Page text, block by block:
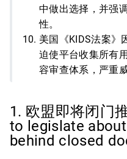
中做出选择，并强
性。
美国《KIDS法案》
迫使平台收集所有
容审查体系，严重
1. 欧盟即将闭门
to legislate
behind closed